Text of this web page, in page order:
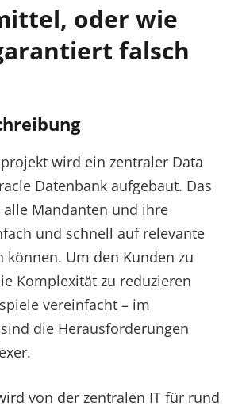
oder wie
falsch
wird ein zentraler Data
Datenbank aufgebaut. Das
alle Mandanten und ihre
und schnell auf relevante
können. Um den Kunden zu
Komplexität zu reduzieren
vereinfacht – im
die Herausforderungen
von der zentralen IT für rund